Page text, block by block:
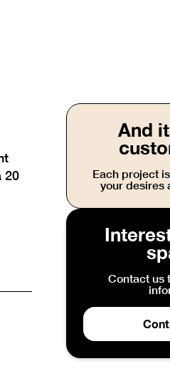
20
And
Each project
your desires
Contact us